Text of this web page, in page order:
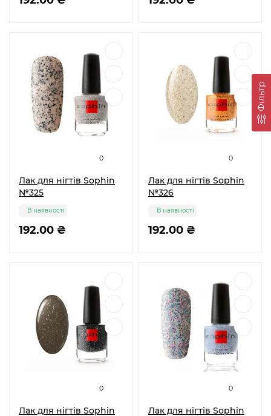
Фільтр
0
Лак для нігтів Sophin
№325
192.00 ₴
В наявності
0
Лак для нігтів Sophin
№326
192.00 ₴
В наявності
0
Лак для нігтів Sophin
0
Лак для нігтів Sophin